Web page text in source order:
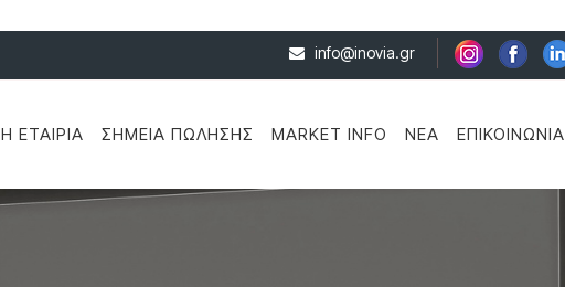
info@inovia.gr
Η ΕΤΑΙΡΊΑ ΣΗΜΕΊΑ ΠΏΛΗΣΗΣ MARKET INFO ΝΈΑ ΕΠΙΚΟΙΝΩΝΊΑ